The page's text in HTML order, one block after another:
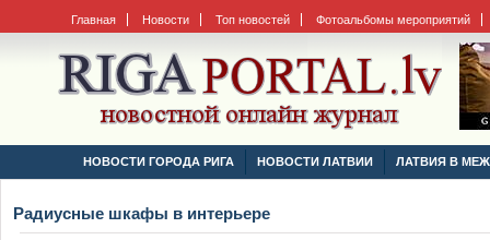
Главная Новости Топ новостей Фотоальбомы мероприятий
НОВОСТИ ГОРОДА РИГА НОВОСТИ ЛАТВИИ ЛАТВИЯ В
Радиусные шкафы в интерьере